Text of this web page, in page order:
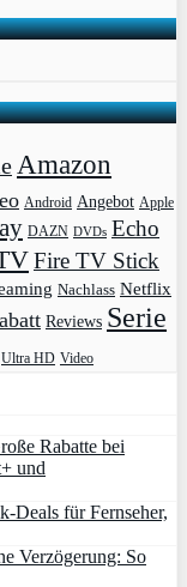
Amazon
Android Angebot Apple
DAZN DVDs Echo
Fire TV Stick
Nachlass Netflix
Reviews Serie
Ultra HD Video
Rabatte bei
und
Deals für Fernseher,
Verzögerung: So